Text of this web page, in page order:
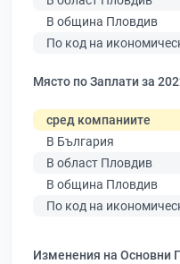
В община Пловдив
По код на
Място по Заплати за
сред компаниите
В България
В област Пловдив
В община Пловдив
По код на
Изменения на Основни